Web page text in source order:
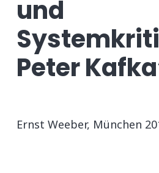
und
Peter
Ernst Weeber, München